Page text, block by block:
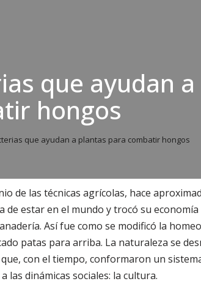
que ayudan
hongos
que ayudan a plantas para combatir hongos
de las técnicas agrícolas, hace
de estar en el mundo y trocó su
Así fue como se modificó la
patas para arriba. La naturaleza se
con el tiempo, conformaron un
las dinámicas sociales: la cultura.